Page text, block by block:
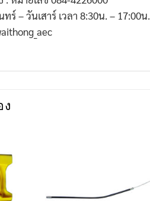
ร์ – วันเสาร์ เวลา 8:30น. – 17:00น.